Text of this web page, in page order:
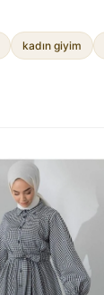
kadın giyim